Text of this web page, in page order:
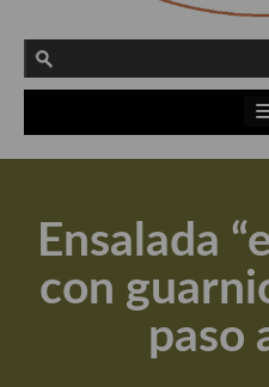
Actualidad y recomendaciones
Apuntes, estudios sobre
Aceite de Oliva Virgen Extra
Recetas maridadas con los
Ensalada
con
paso